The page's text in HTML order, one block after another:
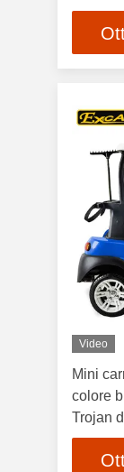
carretto
Video
Mini
colore
Trojan